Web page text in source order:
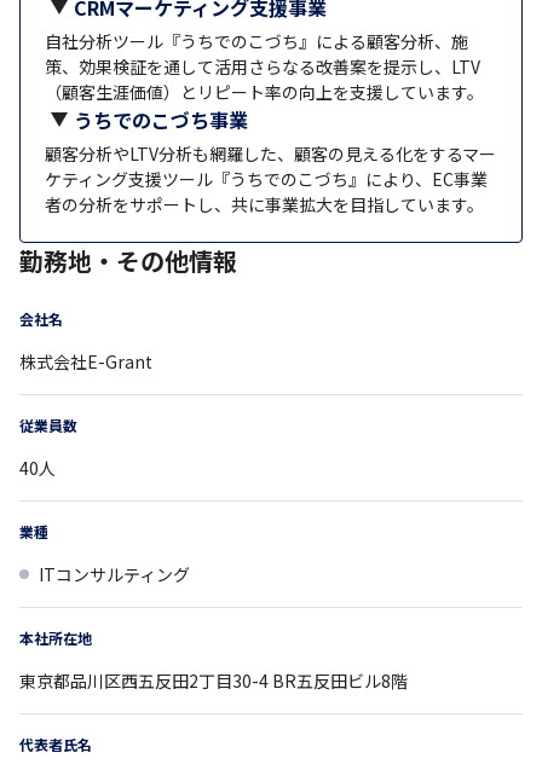
CRMマーケティング支援事業
自社分析ツール『うちでのこづち』による顧客分析、施
策、効果検証を通して活用さらなる改善案を提示し、LTV
（顧客生涯価値）とリピート率の向上を支援しています。
うちでのこづち事業
顧客分析やLTV分析も網羅した、顧客の見える化をするマー
ケティング支援ツール『うちでのこづち』により、EC事業
者の分析をサポートし、共に事業拡大を目指しています。
勤務地・その他情報
会社名
株式会社E-Grant
従業員数
40人
業種
ITコンサルティング
本社所在地
東京都品川区西五反田2丁目30-4 BR五反田ビル8階
代表者氏名